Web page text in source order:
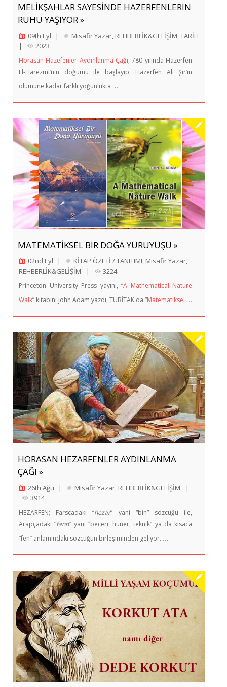
MELİKŞAHLAR SAYESİNDE HAZERFENLERİN
RUHU YAŞIYOR »
09th Eyl | Misafir Yazar, REHBERLİK&GELİŞİM,TARİH
|
2023
Horasan Hazefenler Aydınlanma Çağı, 780 yılında Hazerfen
El-Harezmi’nin doğumu ile başlayıp, Hazerfen Ali Şir’in
ölümüne kadar farklı yoğunlukta …
MATEMATİKSEL BİR DOĞA YÜRÜYÜŞÜ »
02nd Eyl | KİTAP ÖZETİ / TANITIMI, Misafir Yazar,
REHBERLİK&GELİŞİM
| 3224
Princeton University Press yayını, “A Mathematical Nature
Walk” kitabını John Adam yazdı, TUBİTAK da “Matematiksel …
HORASAN HEZARFENLER AYDINLANMA
ÇAĞI »
26th Ağu | Misafir Yazar, REHBERLİK&GELİŞİM
|
3914
HEZARFEN; Farsçadaki “hezar” yani “bin” sözcüğü ile,
Arapçadaki “fann” yani “beceri, hüner, teknik” ya da kısaca
“fen” anlamındaki sözcüğün birleşiminden geliyor. …